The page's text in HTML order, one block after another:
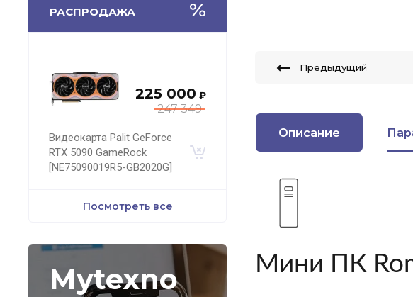
РАСПРОДАЖА
247 349
225 000 ₽
Видеокарта Palit GeForce
RTX 5090 GameRock
[NE75090019R5-GB2020G]
Посмотреть все
Mytexno
Предыдущий
Описание
Мини ПК